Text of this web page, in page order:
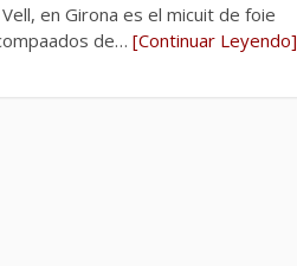
en Girona es el micuit de foie
de… [Continuar Leyendo]